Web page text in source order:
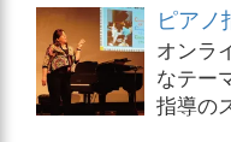
ピアノ
オンラ
なテー
指導の